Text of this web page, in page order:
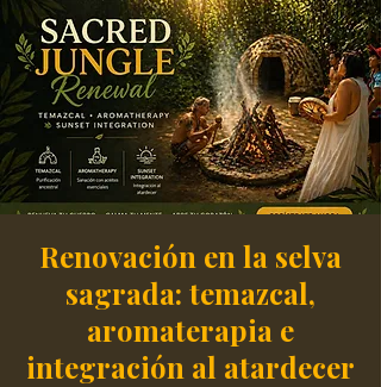
Renovación en la selva
sagrada: temazcal,
aromaterapia e
integración al atardecer